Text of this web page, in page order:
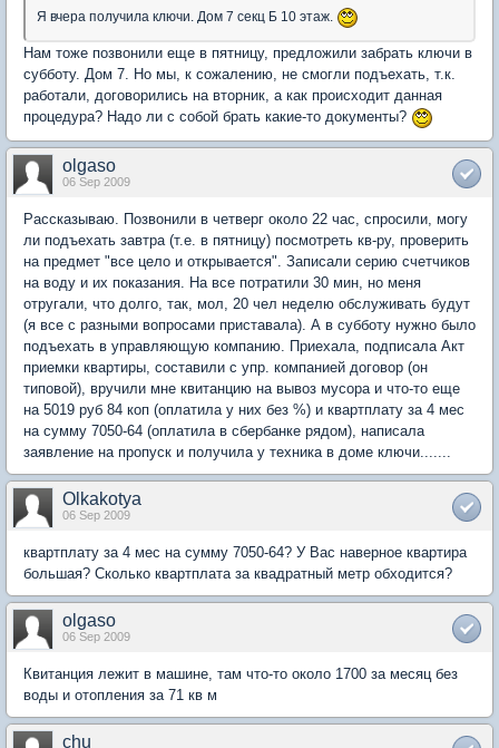
Я вчера получила ключи. Дом 7 секц Б 10 этаж.
Нам тоже позвонили еще в пятницу, предложили забрать ключи в
субботу. Дом 7. Но мы, к сожалению, не смогли подъехать, т.к.
работали, договорились на вторник, а как происходит данная
процедура? Надо ли с собой брать какие-то документы?
olgaso
06 Sep 2009
Рассказываю. Позвонили в четверг около 22 час, спросили, могу
ли подъехать завтра (т.е. в пятницу) посмотреть кв-ру, проверить
на предмет "все цело и открывается". Записали серию счетчиков
на воду и их показания. На все потратили 30 мин, но меня
отругали, что долго, так, мол, 20 чел неделю обслуживать будут
(я все с разными вопросами приставала). А в субботу нужно было
подъехать в управляющую компанию. Приехала, подписала Акт
приемки квартиры, составили с упр. компанией договор (он
типовой), вручили мне квитанцию на вывоз мусора и что-то еще
на 5019 руб 84 коп (оплатила у них без %) и квартплату за 4 мес
на сумму 7050-64 (оплатила в сбербанке рядом), написала
заявление на пропуск и получила у техника в доме ключи.......
Olkakotya
06 Sep 2009
квартплату за 4 мес на сумму 7050-64? У Вас наверное квартира
большая? Сколько квартплата за квадратный метр обходится?
olgaso
06 Sep 2009
Квитанция лежит в машине, там что-то около 1700 за месяц без
воды и отопления за 71 кв м
chu